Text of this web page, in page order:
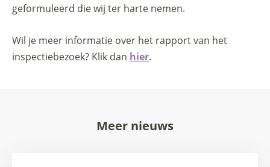
geformuleerd die wij ter harte nemen.
Wil je meer informatie over het rapport van het
inspectiebezoek? Klik dan hier.
Meer nieuws